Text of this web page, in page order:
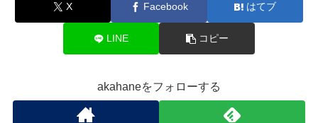
X Facebook はてブ
LINE コピー
akahaneをフォローする